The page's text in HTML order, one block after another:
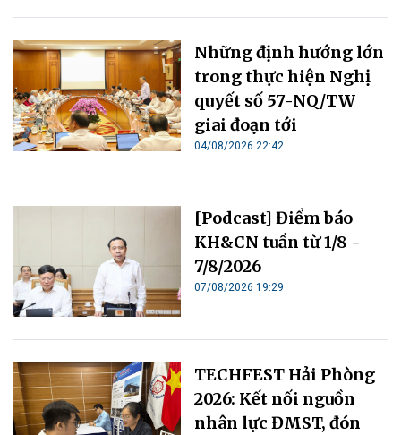
Những định hướng lớn
trong thực hiện Nghị
quyết số 57-NQ/TW
giai đoạn tới
04/08/2026 22:42
[Podcast] Điểm báo
KH&CN tuần từ 1/8 -
7/8/2026
07/08/2026 19:29
TECHFEST Hải Phòng
2026: Kết nối nguồn
nhân lực ĐMST, đón